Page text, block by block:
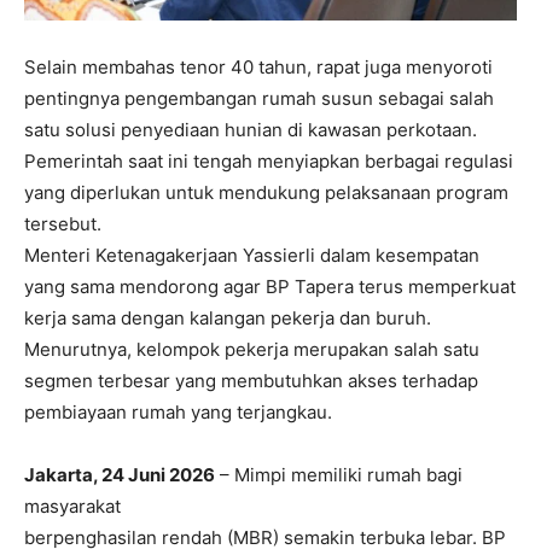
Selain membahas tenor 40 tahun, rapat juga menyoroti
pentingnya pengembangan rumah susun sebagai salah
satu solusi penyediaan hunian di kawasan perkotaan.
Pemerintah saat ini tengah menyiapkan berbagai regulasi
yang diperlukan untuk mendukung pelaksanaan program
tersebut.
Menteri Ketenagakerjaan Yassierli dalam kesempatan
yang sama mendorong agar BP Tapera terus memperkuat
kerja sama dengan kalangan pekerja dan buruh.
Menurutnya, kelompok pekerja merupakan salah satu
segmen terbesar yang membutuhkan akses terhadap
pembiayaan rumah yang terjangkau.
Jakarta, 24 Juni 2026 – Mimpi memiliki rumah bagi
masyarakat
berpenghasilan rendah (MBR) semakin terbuka lebar. BP